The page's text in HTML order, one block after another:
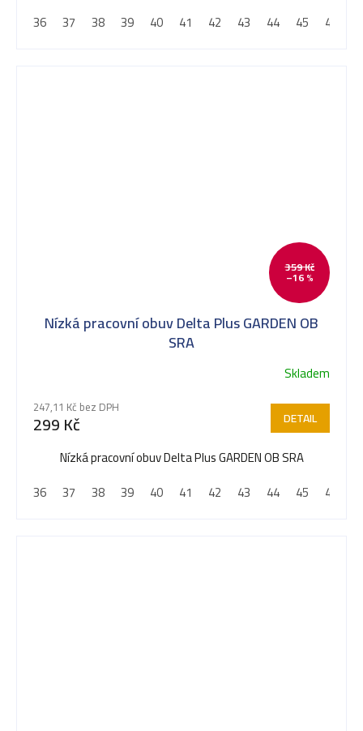
36
37 38 39 40 41 42 43 44 45 46
359 Kč
–16 %
Nízká pracovní obuv Delta Plus GARDEN OB
SRA
Skladem
247,11 Kč bez DPH
299 Kč DETAIL
Nízká pracovní obuv Delta Plus GARDEN OB SRA
36
37 38 39 40 41 42 43 44 45 46